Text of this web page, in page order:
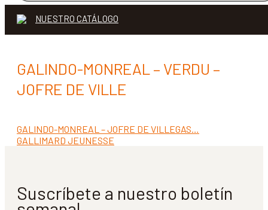
NUESTRO CATÁLOGO
GALINDO-MONREAL – VERDU –
JOFRE DE VILLE
Navegación
de
Anterior:
GALINDO-MONREAL – JOFRE DE VILLEGAS…
Siguiente:
GALLIMARD JEUNESSE
Suscríbete a nuestro boletín